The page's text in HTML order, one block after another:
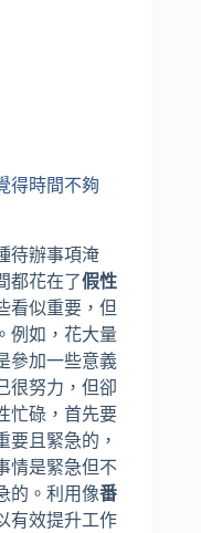
得時間不夠
待辦事項淹
都花在了假性
看似重要，但
例如，花大量
參加一些意義
很努力，但卻
忙碌，首先要
要且緊急的，
情是緊急但不
的。利用像番
有效提升工作